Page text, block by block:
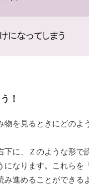
！
物を見るときにどの
に、Ｚのような形で
なります。これらを
み進めることができる